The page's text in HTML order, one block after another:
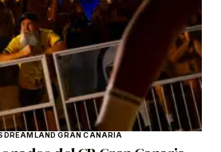
DREAMLAND GRAN CANARIA